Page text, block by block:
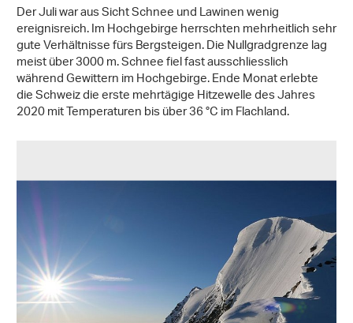
Der Juli war aus Sicht Schnee und Lawinen wenig
ereignisreich. Im Hochgebirge herrschten mehrheitlich sehr
gute Verhältnisse fürs Bergsteigen. Die Nullgradgrenze lag
meist über 3000 m. Schnee fiel fast ausschliesslich
während Gewittern im Hochgebirge. Ende Monat erlebte
die Schweiz die erste mehrtägige Hitzewelle des Jahres
2020 mit Temperaturen bis über 36 °C im Flachland.